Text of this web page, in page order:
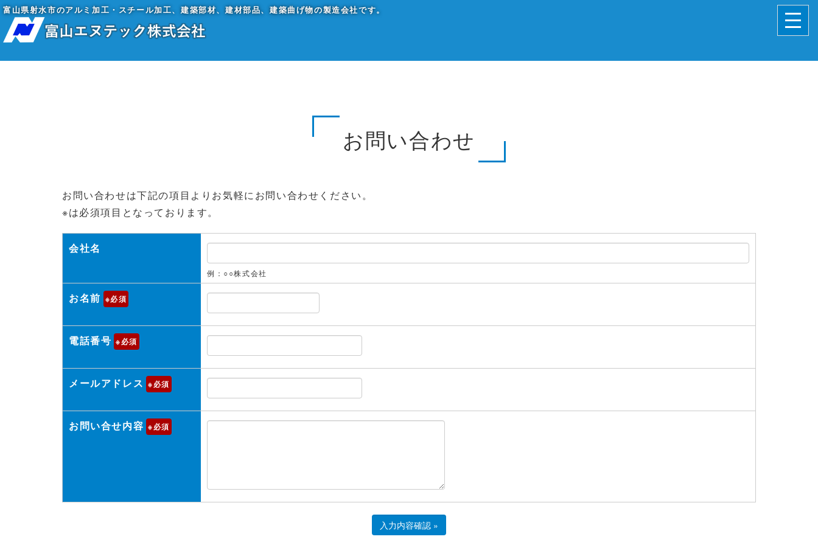
富山県射水市のアルミ加工・スチール加工、建築部材、建材部品、建築曲げ物の製造会社です。
お問い合わせ
お問い合わせは下記の項目よりお気軽にお問い合わせください。
※は必須項目となっております。
会社名
例：○○株式会社
お名前 ※
電話番号 ※
メールアドレス ※
お問い合せ内容 ※